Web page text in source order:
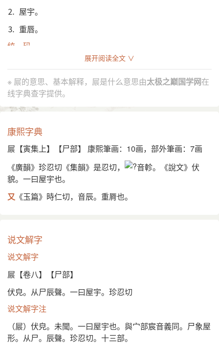
⒉ 屋宇。
⒊ 重唇。
统一码
屒字UNICODE编码U+5C52，10进制: 23634，UTF-32:
00005C52，UTF-8: E5 B1 92。
屒字位于中日韩统一表意文字（CJK Unified
Ideographs）。
展开阅读全文 ∨
※ 屒的意思、基本解释，屒是什么意思由太极之巅国学网在
线字典查字提供。
康熙字典
屒【寅集上】【尸部】 康熙筆画：10画，部外筆画：7画
《廣韻》珍忍切《集韻》是忍切，
音軫。《說文》伏
貌。一曰屋宇也。
又 《玉篇》時仁切，音辰。重脣也。
说文解字
说文解字
屒【卷八】【尸部】
伏皃。从尸辰聲。一曰屋宇。珍忍切
说文解字注
（屒）伏皃。未聞。一曰屋宇也。與宀部宸音義同。尸象屋
形。从尸。辰聲。珍忍切。十三部。